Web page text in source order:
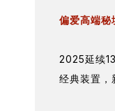
偏爱高端秘
2025延续
经典装置，